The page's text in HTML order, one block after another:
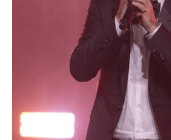
+7 952 384 74 73